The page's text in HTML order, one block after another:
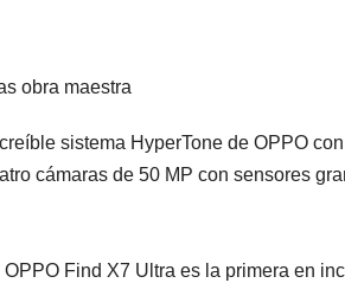
obra maestra
sistema HyperTone de OPPO
cámaras de 50 MP con sensores
Find X7 Ultra es la primera en